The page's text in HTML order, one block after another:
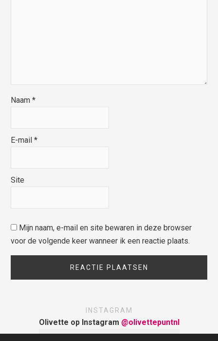
Naam*
E-mail*
Site
Mijn naam, e-mail en site bewaren in deze browser
voor de volgende keer wanneer ik een reactie plaats.
INSTAGRAM
Olivette op Instagram @olivettepuntnl